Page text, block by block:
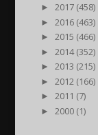
►
2017 (458)
►
2016 (463)
►
2015 (466)
►
2014 (352)
►
2013 (215)
►
2012 (166)
►
2011 (7)
►
2000 (1)